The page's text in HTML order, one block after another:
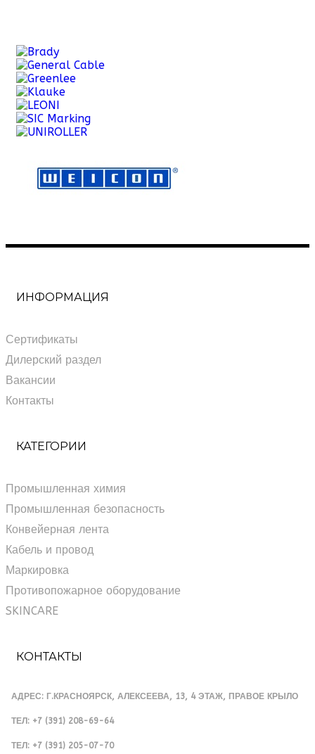
ИНФОРМАЦИЯ
Сертификаты
Дилерский раздел
Вакансии
Контакты
КАТЕГОРИИ
Промышленная химия
Промышленная безопасность
Конвейерная лента
Кабель и провод
Маркировка
Противопожарное оборудование
SKINCARE
КОНТАКТЫ
АДРЕС: Г.КРАСНОЯРСК, АЛЕКСЕЕВА, 13, 4 ЭТАЖ, ПРАВОЕ КРЫЛО
ТЕЛ : +7 (391) 208-69-64
ТЕЛ : +7 (391) 205-07-70